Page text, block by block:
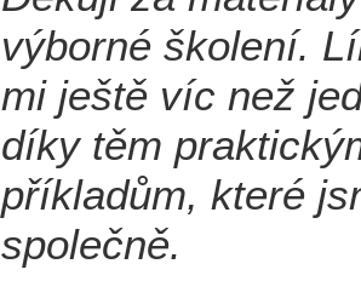
výborné školení.
mi ještě víc než
díky těm
příkladům, které
společně.